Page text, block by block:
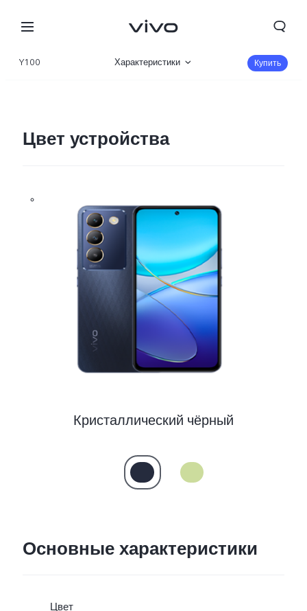
Y100 Характеристики Купить
Цвет устройства
Кристаллический чёрный
Основные характеристики
Цвет